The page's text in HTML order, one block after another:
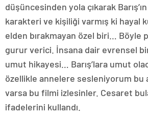
düşüncesinden yola çıkarak
karakteri ve kişiliği varmış ki hayal
elden bırakmayan özel biri… Böyle
gurur verici. İnsana dair evrensel
umut hikayesi… Barış’lara umut
özellikle annelere sesleniyorum bu
varsa bu filmi izlesinler. Cesaret
ifadelerini kullandı.